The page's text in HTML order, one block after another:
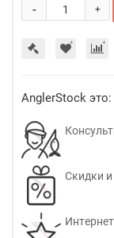
+
-
AnglerStock это:
Скидки